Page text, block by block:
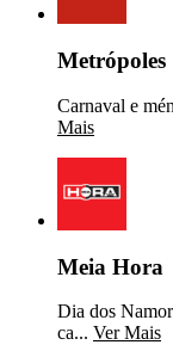
Metrópoles
Carnaval e
Mais
Meia Hora
Dia dos
ca... Ver Mais